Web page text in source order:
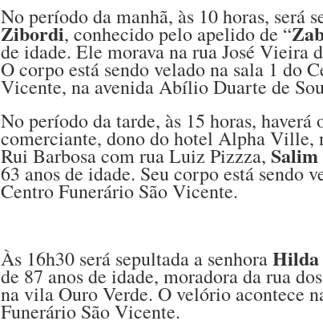
No período da manhã, às 10 horas, será
Zibordi, conhecido pelo apelido de “
de idade. Ele morava na rua José Vieira
O corpo está sendo velado na sala 1 do
Vicente, na avenida Abílio Duarte de
No período da tarde, às 15 horas, haverá
comerciante, dono do hotel Alpha Ville,
Rui Barbosa com rua Luiz Pizzza,
63 anos de idade. Seu corpo está sendo
Centro Funerário São Vicente.
Às 16h30 será sepultada a senhora
de 87 anos de idade, moradora da rua
na vila Ouro Verde. O velório acontece
Funerário São Vicente.